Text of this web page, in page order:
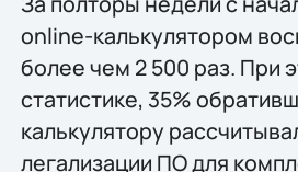
online-калькулятором
более чем 2 500 раз. При
статистике, 35%
калькулятору
легализации ПО для